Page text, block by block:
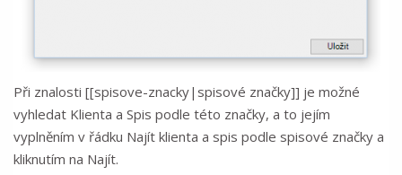
Při znalosti [[spisove-znacky|spisové značky]] je možné
vyhledat Klienta a Spis podle této značky, a to jejím
vyplněním v řádku Najít klienta a spis podle spisové značky a
kliknutím na Najít.